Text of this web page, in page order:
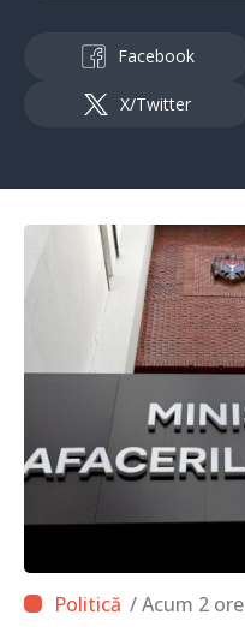
Facebook
X/Twitter
/ Acum 2 ore